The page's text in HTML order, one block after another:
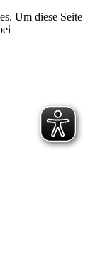
Um diese Seite